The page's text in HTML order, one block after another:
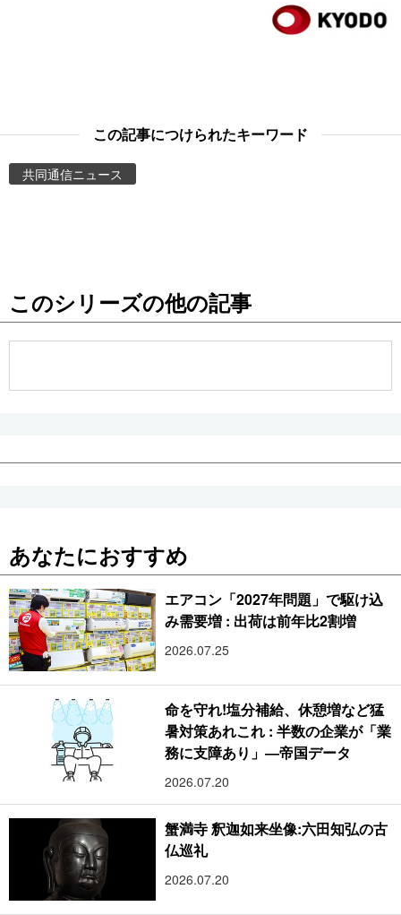
東京
この記事につけられたキーワード
共同通信ニュース
このシリーズの他の記事
あなたにおすすめ
エアコン「2027年問題」で駆け込
み需要増 : 出荷は前年比2割増
2026.07.25
命を守れ!塩分補給、休憩増など猛
暑対策あれこれ : 半数の企業が「業
務に支障あり」―帝国データ
2026.07.20
蟹満寺 釈迦如来坐像:六田知弘の古
仏巡礼
2026.07.20